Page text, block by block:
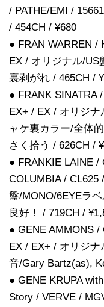
/ PATHE/EMI /
/ 454CH / ¥680
● FRAN WARREN /
EX / オリジナル/US
裏剥がれ / 465CH /
● FRANK SINATRA
EX+ / EX / オリジナ
ャケ裏カラー/全体
さく拾う / 626CH /
● FRANKIE LAINE /
COLUMBIA /
盤/MONO/6EYEラ
良好！ / 719CH /
● GENE AMMONS /
EX / EX+ / オリジ
音/Gary Bartz(as),
● GENE KRUPA
Story / VERVE /